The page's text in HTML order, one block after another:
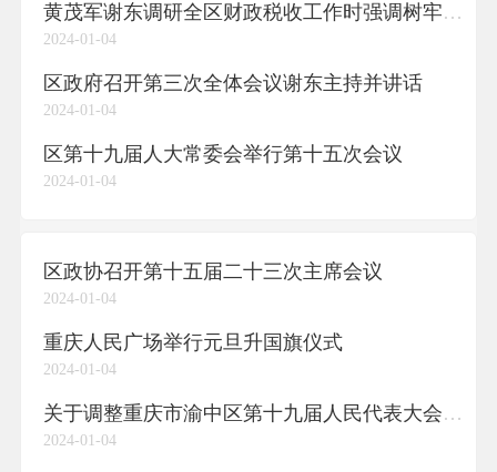
黄茂军谢东调研全区财政税收工作时强调树牢大财政大预算大征管理念为经济社会持续健康发展提供有力财税支撑
2024-01-04
区政府召开第三次全体会议谢东主持并讲话
2024-01-04
区第十九届人大常委会举行第十五次会议
2024-01-04
区政协召开第十五届二十三次主席会议
2024-01-04
重庆人民广场举行元旦升国旗仪式
2024-01-04
关于调整重庆市渝中区第十九届人民代表大会第五次会议召开时间的决定（2023年12月29日重庆市渝中区第十九届人大常委会第三十五次主任会议通过）
2024-01-04